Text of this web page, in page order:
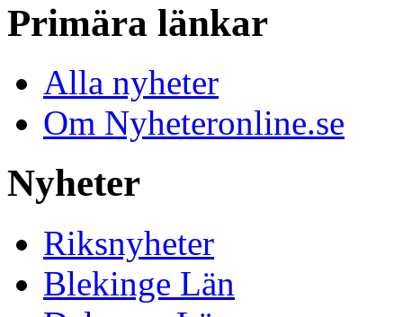
Primära länkar
Alla nyheter
Om Nyheteronline.se
Nyheter
Riksnyheter
Blekinge Län